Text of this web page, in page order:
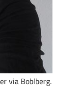
via Boblberg.